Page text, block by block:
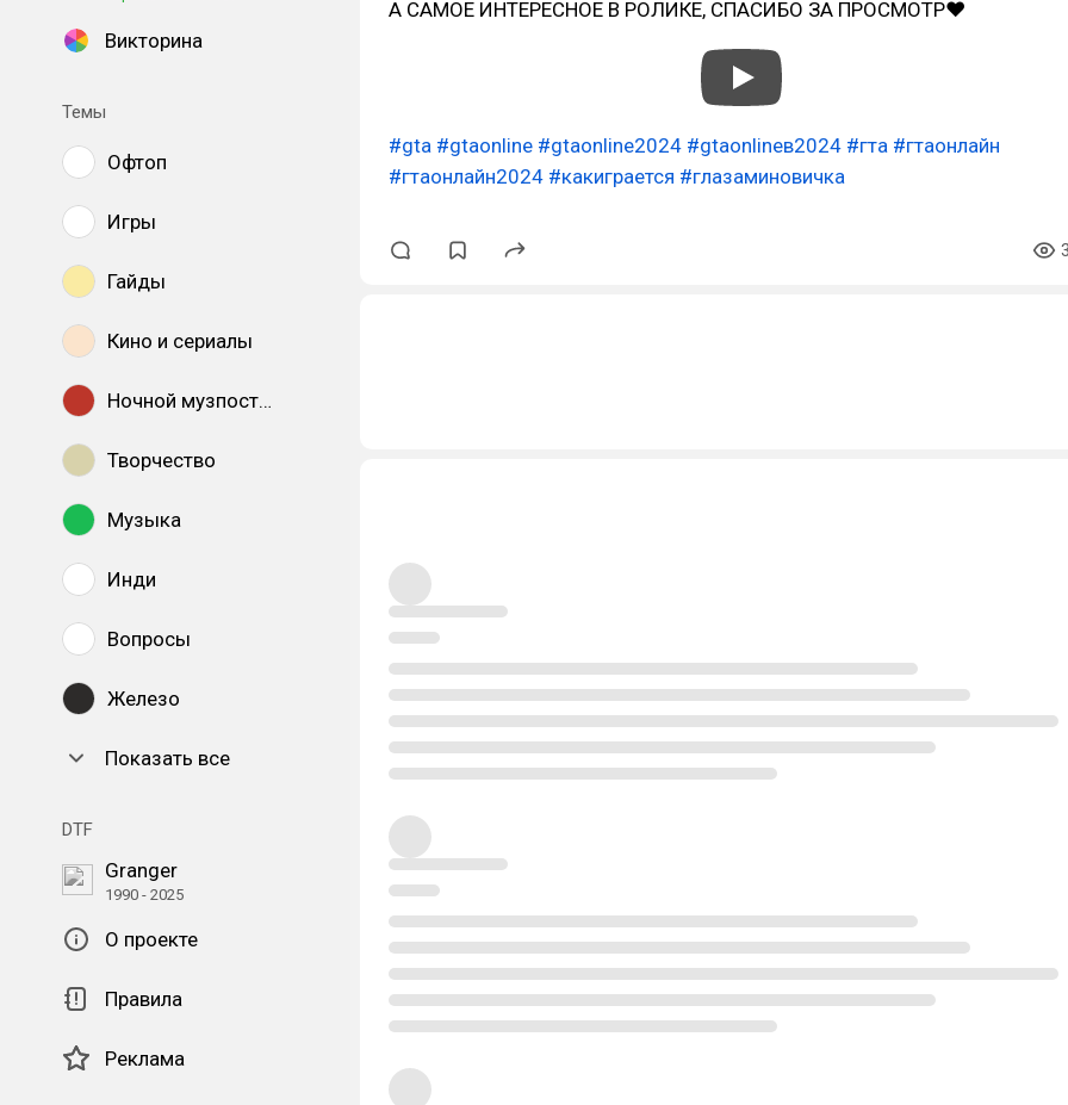
Викторина
Темы
Офтоп
Игры
Гайды
Кино и сериалы
Ночной музпостинг
Творчество
Музыка
Инди
Вопросы
Железо
Показать все
DTF
Granger
1990 - 2025
О проекте
Правила
Реклама
А САМОЕ ИНТЕРЕСНОЕ В РОЛИКЕ, СПАСИБО ЗА ПРОСМОТР❤
#gta #gtaonline #gtaonline2024 #gtaonlineв2024 #гта #гтаонлайн
#гтаонлайн2024 #какиграется #глазаминовичка